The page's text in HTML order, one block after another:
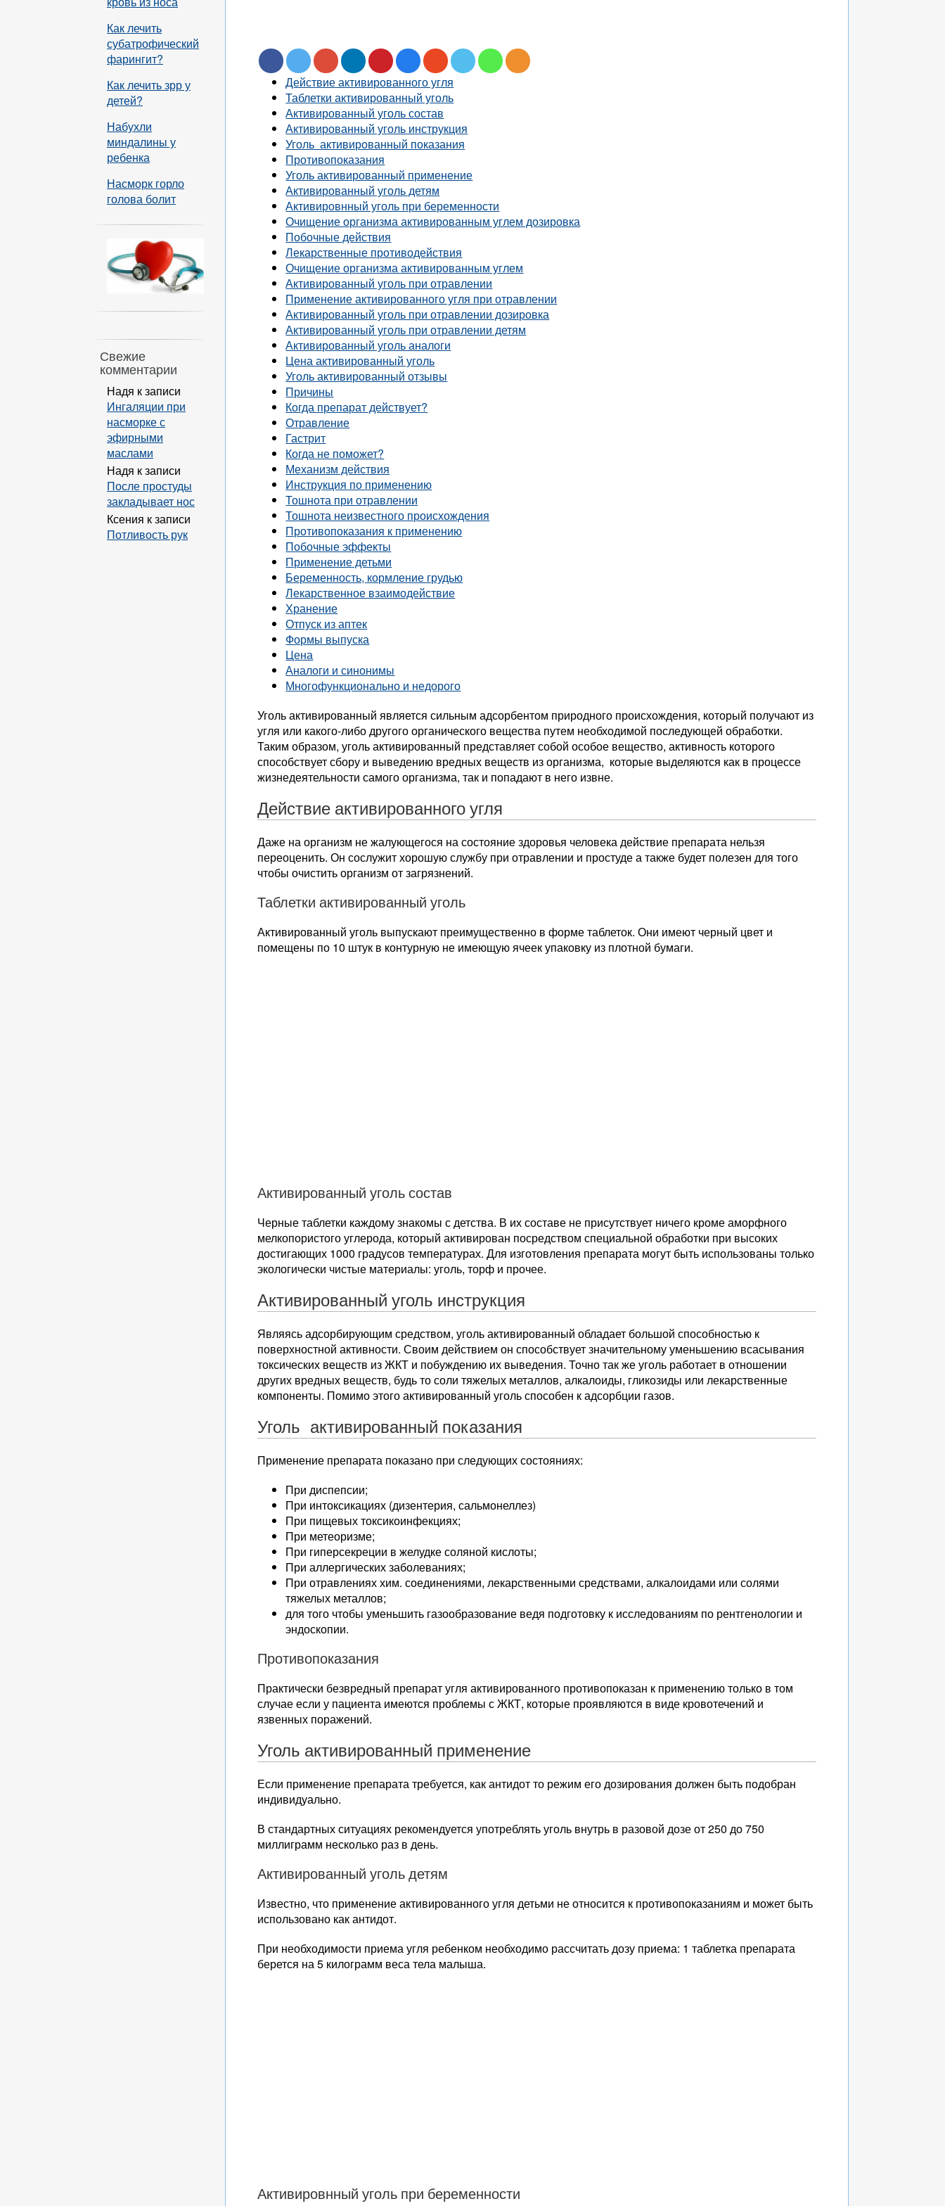
Действие активированного угля
Таблетки активированный уголь
Активированный уголь состав
Активированный уголь инструкция
Уголь активированный показания
Противопоказания
Уголь активированный применение
Активированный уголь детям
Активировнный уголь при беременности
Очищение организма активированным углем дозировка
Побочные действия
Лекарственные противодействия
Очищение организма активированным углем
Активированный уголь при отравлении
Применение активированного угля при отравлении
Активированный уголь при отравлении дозировка
Активированный уголь при отравлении детям
Активированный уголь аналоги
Цена активированный уголь
Уголь активированный отзывы
Причины
Когда препарат действует?
Отравление
Гастрит
Когда не поможет?
Механизм действия
Инструкция по применению
Тошнота при отравлении
Тошнота неизвестного происхождения
Противопоказания к применению
Побочные эффекты
Применение детьми
Беременность, кормление грудью
Лекарственное взаимодействие
Хранение
Отпуск из аптек
Формы выпуска
Цена
Аналоги и синонимы
Многофункционально и недорого
Уголь активированный является сильным адсорбентом природного происхождения, который получают из
угля или какого-либо другого органического вещества путем необходимой последующей обработки.
Таким образом, уголь активированный представляет собой особое вещество, активность которого
способствует сбору и выведению вредных веществ из организма, которые выделяются как в процессе
жизнедеятельности самого организма, так и попадают в него извне.
Действие активированного угля
Даже на организм не жалующегося на состояние здоровья человека действие препарата нельзя
переоценить. Он сослужит хорошую службу при отравлении и простуде а также будет полезен для того
чтобы очистить организм от загрязнений.
Таблетки активированный уголь
Активированный уголь выпускают преимущественно в форме таблеток. Они имеют черный цвет и
помещены по 10 штук в контурную не имеющую ячеек упаковку из плотной бумаги.
Активированный уголь состав
Черные таблетки каждому знакомы с детства. В их составе не присутствует ничего кроме аморфного
мелкопористого углерода, который активирован посредством специальной обработки при высоких
достигающих 1000 градусов температурах. Для изготовления препарата могут быть использованы только
экологически чистые материалы: уголь, торф и прочее.
Активированный уголь инструкция
Являясь адсорбирующим средством, уголь активированный обладает большой способностью к
поверхностной активности. Своим действием он способствует значительному уменьшению всасывания
токсических веществ из ЖКТ и побуждению их выведения. Точно так же уголь работает в отношении
других вредных веществ, будь то соли тяжелых металлов, алкалоиды, гликозиды или лекарственные
компоненты. Помимо этого активированный уголь способен к адсорбции газов.
Уголь активированный показания
Применение препарата показано при следующих состояниях:
При диспепсии;
При интоксикациях (дизентерия, сальмонеллез)
При пищевых токсикоинфекциях;
При метеоризме;
При гиперсекреции в желудке соляной кислоты;
При аллергических заболеваниях;
При отравлениях хим. соединениями, лекарственными средствами, алкалоидами или солями
тяжелых металлов;
для того чтобы уменьшить газообразование ведя подготовку к исследованиям по рентгенологии и
эндоскопии.
Противопоказания
Практически безвредный препарат угля активированного противопоказан к применению только в том
случае если у пациента имеются проблемы с ЖКТ, которые проявляются в виде кровотечений и
язвенных поражений.
Уголь активированный применение
Если применение препарата требуется, как антидот то режим его дозирования должен быть подобран
индивидуально.
В стандартных ситуациях рекомендуется употреблять уголь внутрь в разовой дозе от 250 до 750
миллиграмм несколько раз в день.
Активированный уголь детям
Известно, что применение активированного угля детьми не относится к противопоказаниям и может быть
использовано как антидот.
При необходимости приема угля ребенком необходимо рассчитать дозу приема: 1 таблетка препарата
берется на 5 килограмм веса тела малыша.
Активировнный уголь при беременности
Как лечить
субатрофический
фарингит?
Как лечить зрр у
детей?
Набухли
миндалины у
ребенка
Насморк горло
голова болит
Свежие
комментарии
Надя к записи
Ингаляции при
насморке с
эфирными
маслами
Надя к записи
После простуды
закладывает нос
Ксения к записи
Потливость рук